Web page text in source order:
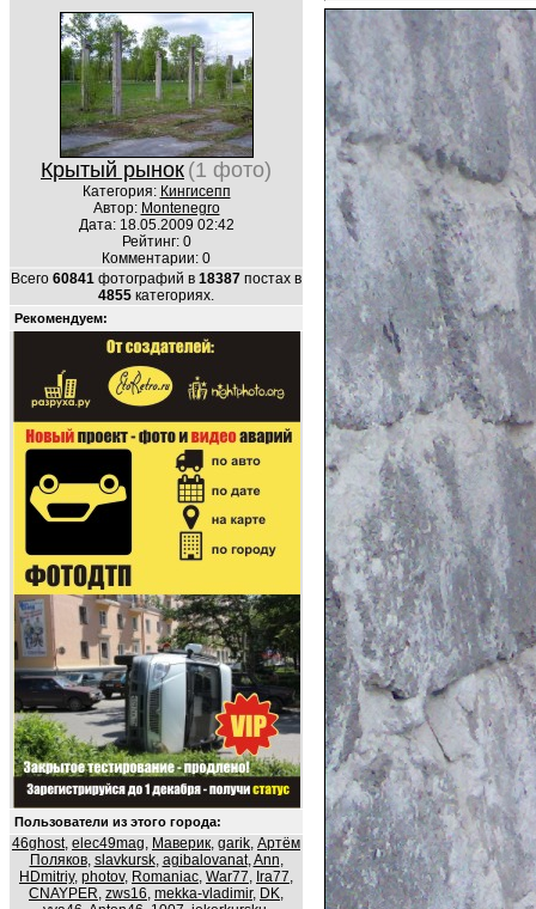
Крытый рынок (1 фото)
Категория: Кингисепп
Автор: Montenegro
Дата: 18.05.2009 02:42
Рейтинг: 0
Комментарии: 0
Всего 60841 фотографий в 18387 постах в
4855 категориях.
Рекомендуем:
Пользователи из этого города:
46ghost, elec49mag, Маверик, garik, Артём
Поляков, slavkursk, agibalovanat,Ann,
HDmitriy, photov, Romaniac, War77, Ira77,
CNAYPER, zws16, mekka-vladimir, DK,